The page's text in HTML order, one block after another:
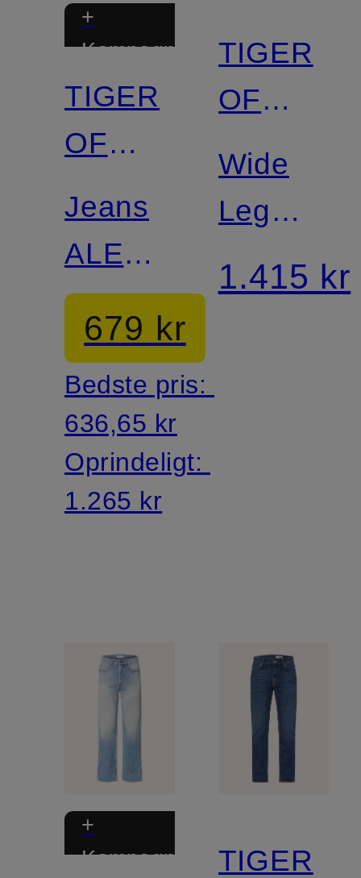
+
Kampagnerabat
TIGER
OF
SWEDEN
Jeans
ALEC
WELLS
Regular
Fit
679 kr
Bedste pris:
636,65 kr
Oprindeligt:
1.265 kr
TIGER
OF
SWEDEN
Wide
Leg
Jeans
KINNE
1.415 kr
+
KampagnerabatTIGER